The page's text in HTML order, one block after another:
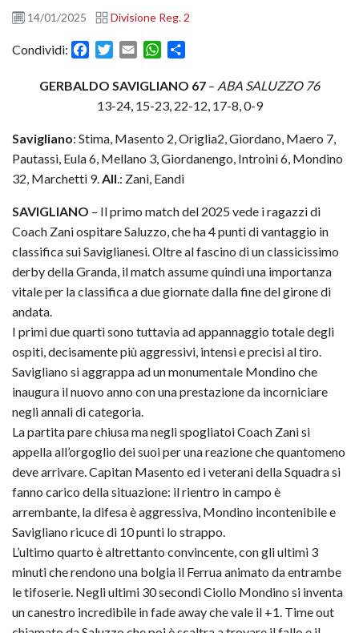
14/01/2025 Divisione Reg. 2
Condividi: FacebookTwitter
Email WhatsApp
GERBALDO SAVIGLIANO 67 – ABA SALUZZO 76
13-24, 15-23, 22-12, 17-8, 0-9
Savigliano: Stima, Masento 2, Origlia2, Giordano, Maero 7,
Pautassi, Eula 6, Mellano 3, Giordanengo, Introini 6, Mondino
32, Marchetti 9. All .: Zani, Eandi
SAVIGLIANO – Il primo match del 2025 vede i ragazzi di
Coach Zani ospitare Saluzzo, che ha 4 punti di vantaggio in
classifica sui Saviglianesi. Oltre al fascino di un classicissimo
derby della Granda, il match assume quindi una importanza
vitale per la classifica a due giornate dalla fine del girone di
andata.
I primi due quarti sono tuttavia ad appannaggio totale degli
ospiti, decisamente più aggressivi, intensi e precisi al tiro.
Savigliano si aggrappa ad un monumentale Mondino che
inaugura il nuovo anno con una prestazione da incorniciare
negli annali di categoria.
La partita pare chiusa ma negli spogliatoi Coach Zani si
appella all’orgoglio dei suoi per una reazione che quantomeno
deve arrivare. Capitan Masento ed i veterani della Squadra si
fanno carico della situazione: il rientro in campo è
arrembante, la difesa è aggressiva, Mondino incontenibile e
Savigliano ricuce di 10 punti lo strappo.
L’ultimo quarto è altrettanto convincente, con gli ultimi 3
minuti che rendono una bolgia il Ferrua animato da entrambe
le tifoserie. Negli ultimi 30 secondi Ciollo Mondino si inventa
un canestro incredibile in fade away che vale il +1. Time out